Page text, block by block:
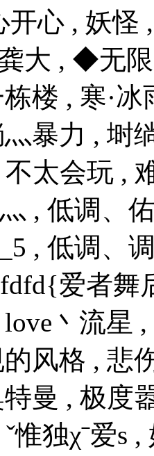
开心 , 妖
龚大 , ◆无
楼 , 寒·
暴力 , 埘
不太会玩 ,
, 低调、
, 低调、
爱者
丶流星
的风格 , 悲
曼 , 极度
惟独χˉ爱s